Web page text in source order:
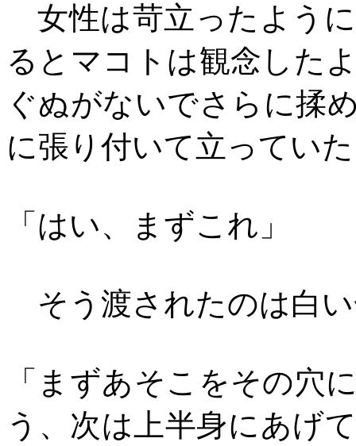
女性は苛立ったよう
るとマコトは観念した
ぐぬがないでさらに揉
に張り付いて立ってい
「はい、まずこれ」
そう渡されたのは白
「まずあそこをその穴
う、次は上半身にあげ